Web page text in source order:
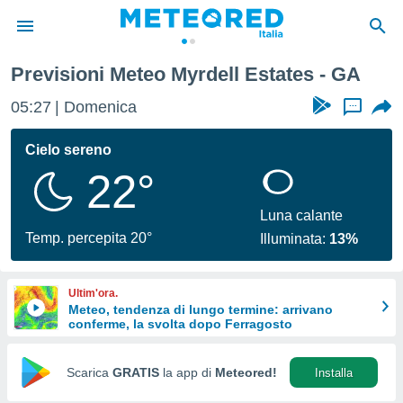
di
per
le
di
Web
Previsioni Meteo Myrdell Estates - GA
05:27 Domenica ...
Cielo sereno
22°
Temp. percepita 20°
Luna calante
Illuminata: 13%
Ultim'ora.
Meteo, tendenza di lungo termine: arrivano
conferme, la svolta dopo Ferragosto
Scarica GRATIS la app di Meteored! Installa